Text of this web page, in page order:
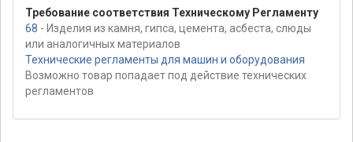
Требование соответствия Техническому Регламенту
68 - Изделия из камня, гипса, цемента, асбеста, слюды
или аналогичных материалов
Технические регламенты для машин и оборудования
Возможно товар попадает под действие технических
регламентов